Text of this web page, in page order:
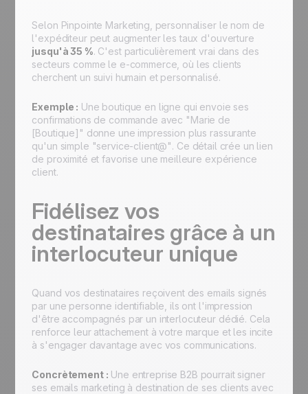
Selon Pinpointe Marketing, personnaliser le nom de
l'expéditeur peut augmenter les taux d'ouverture
jusqu'à 35 %. C'est particulièrement vrai dans des
secteurs comme le e-commerce, où les clients
cherchent un suivi humain et personnalisé.
Exemple : Une boutique en ligne qui envoie ses
confirmations de commande avec "Marie de
[Boutique]" donne une impression plus rassurante
qu'un simple "service-client@". Ce détail crée un lien
de proximité et favorise une meilleure expérience
client.
Fidélisez vos
destinataires grâce à un
interlocuteur unique
Quand vos destinataires reçoivent des emails signés
par une personne identifiable, ils ont l'impression
d'être accompagnés par un interlocuteur dédié. Cela
renforce leur attachement à votre marque et les incite
à s'engager davantage avec vos communications.
Concrètement : Une entreprise B2B pourrait signer
ses emails marketing à destination de ses clients avec